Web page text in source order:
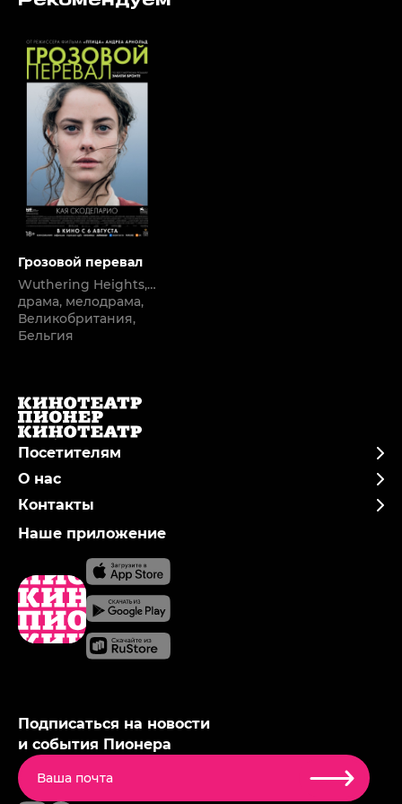
Грозовой перевал
Wuthering Heights,
2011
драма, мелодрама,
Великобритания,
Бельгия
Посетителям
О нас
Контакты
Наше приложение
Подписаться на новости
и события Пионера